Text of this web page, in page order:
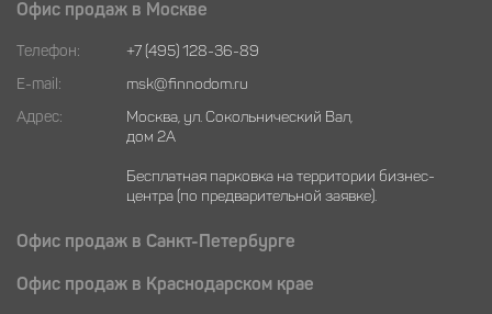
Офис продаж в Москве
Телефон: +7 (495) 128-36-89
E-mail: msk@finnodom.ru
Адрес:
Москва, ул. Сокольнический Вал,
дом 2А
Бесплатная парковка на территории бизнес-
центра (по предварительной заявке).
Офис продаж в Санкт-Петербурге
Офис продаж в Краснодарском крае